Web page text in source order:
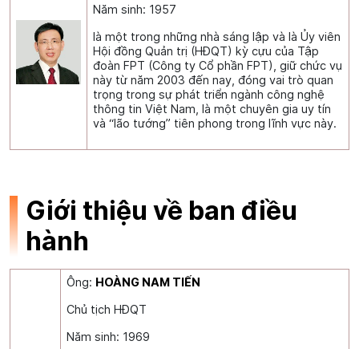
Năm sinh: 1957
là một trong những nhà sáng lập và là Ủy viên
Hội đồng Quản trị (HĐQT) kỳ cựu của Tập
đoàn FPT (Công ty Cổ phần FPT), giữ chức vụ
này từ năm 2003 đến nay, đóng vai trò quan
trọng trong sự phát triển ngành công nghệ
thông tin Việt Nam, là một chuyên gia uy tín
và “lão tướng” tiên phong trong lĩnh vực này.
Giới thiệu về ban điều
hành
Ông: HOÀNG NAM TIẾN
Chủ tịch HĐQT
Năm sinh: 1969